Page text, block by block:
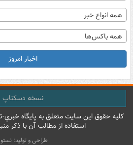
همه انواع خبر
همه باکس‌ها
اخبار امروز
نسخه دسکتاپ
کليه حقوق اين سايت متعلق به پایگاه
استفاده از مطالب آن با ذکر
طراحی و تولید: